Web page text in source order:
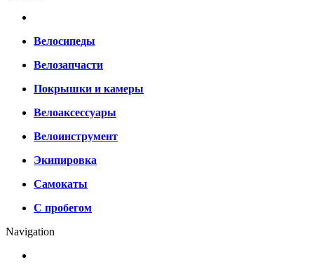
Велосипеды
Велозапчасти
Покрышки и камеры
Велоаксессуары
Велоинструмент
Экипировка
Самокаты
С пробегом
Navigation